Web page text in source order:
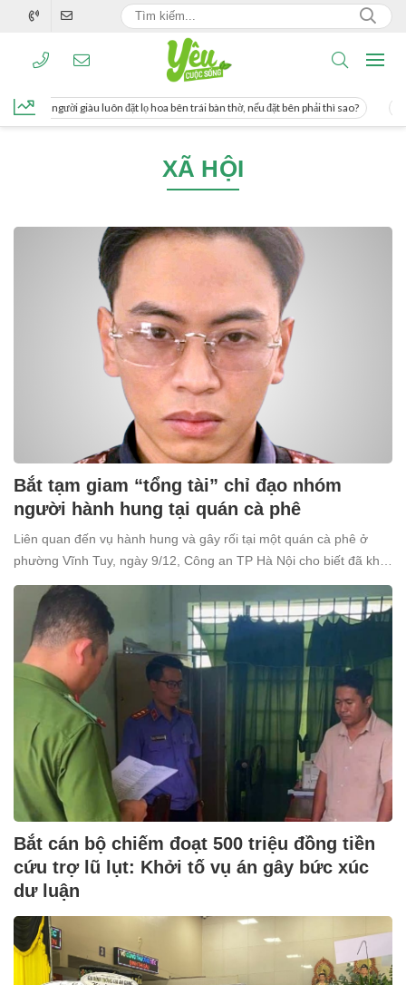
người giàu luôn đặt lọ hoa bên trái bàn thờ, nếu đặt bên phải thì sao?
XÃ HỘI
Bắt tạm giam “tổng tài” chỉ đạo nhóm
người hành hung tại quán cà phê
Liên quan đến vụ hành hung và gây rối tại một quán cà phê ở
phường Vĩnh Tuy, ngày 9/12, Công an TP Hà Nội cho biết đã khởi
tố và bắt tạm giam Nguyễn Văn Thiên (SN 1998, trú tại xã Ô
Diên, Hà Nội) để điều tra về tội “Gây rối trật tự công cộng”.
Bắt cán bộ chiếm đoạt 500 triệu đồng tiền
cứu trợ lũ lụt: Khởi tố vụ án gây bức xúc
dư luận